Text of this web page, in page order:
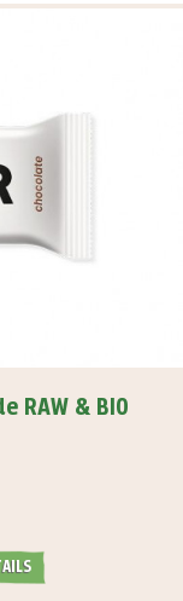
RAW & BIO